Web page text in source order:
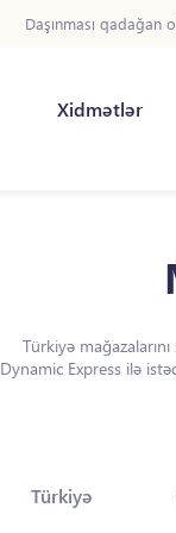
Daşınması qadağan
Xidmətlər
Türkiyə
Dynamic Express ilə
Türkiyə